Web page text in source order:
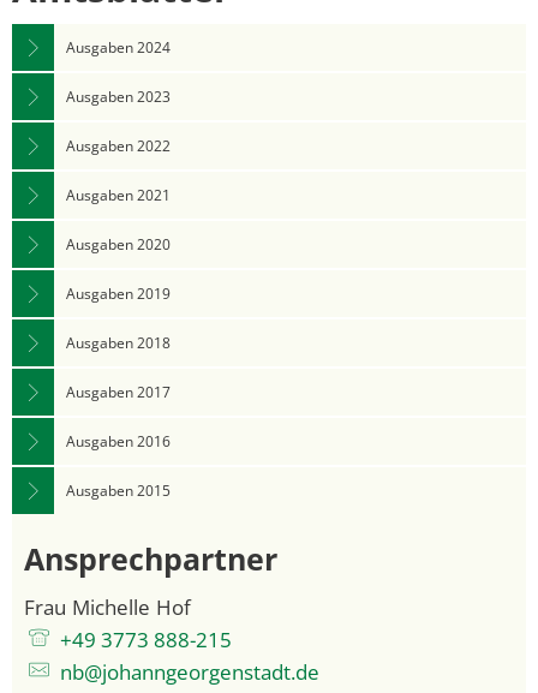
Ausgaben 2024
Ausgaben 2023
Ausgaben 2022
Ausgaben 2021
Ausgaben 2020
Ausgaben 2019
Ausgaben 2018
Ausgaben 2017
Ausgaben 2016
Ausgaben 2015
Ansprechpartner
Frau Michelle Hof
+49 3773 888-215
nb@johanngeorgenstadt.de